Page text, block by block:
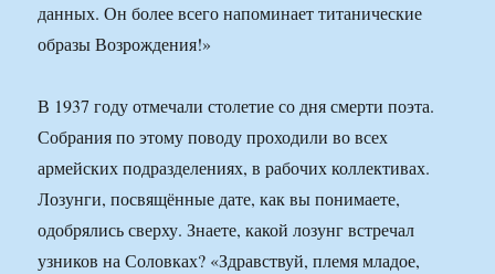
данных. Он более всего напоминает титанические
образы Возрождения!»
В 1937 году отмечали столетие со дня смерти поэта.
Собрания по этому поводу проходили во всех
армейских подразделениях, в рабочих коллективах.
Лозунги, посвящённые дате, как вы понимаете,
одобрялись сверху. Знаете, какой лозунг встречал
узников на Соловках? «Здравствуй, племя младое,